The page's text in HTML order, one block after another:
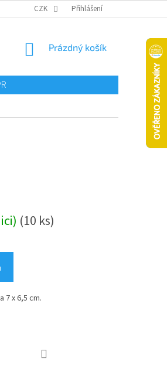
CZK Přihlášení
NÁKUPNÍ
Prázdný košík
(10 ks)
7 x 6,5 cm.